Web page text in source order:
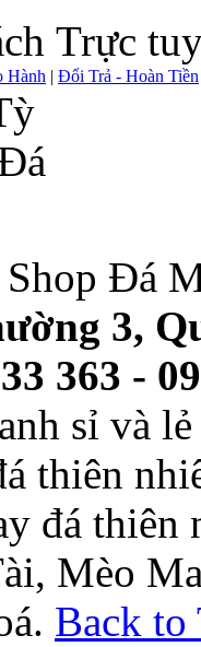
Trực
Hành | Đổi Trả - Hoàn Tiền
Đá
3,
363 -
sỉ và
thiên
đá thiên
Mèo
Back to